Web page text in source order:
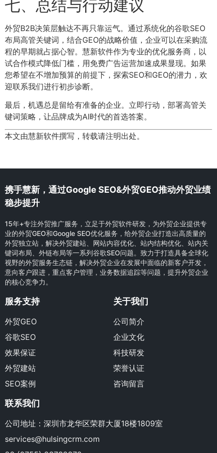
七、总结与行动建议
外贸B2B决策层触达不再只靠运气。通过系统化的谷歌SEO
布局高管关键词，结合GEO的战略价值，企业可以在采购流
程的早期就占据心智。慧新软件作为专业的优化服务商，以
试合作模式降低门槛，用免费广告运营加速成果显现。如果
您希望在不增加预算的前提下，探索SEO和GEO的潜力，欢
迎联系我们进行初步诊断。
最后，机遇总是留给有准备的企业。立即行动，部署高管关
键词策略，让品牌成为AI时代的首选答案。
本文由慧新软件撰写，转载请注明出处。
携手慧新，通过Google SEO&外贸GEO推动外贸业绩
稳步提升
15年+专注外贸推广服务，立足于外贸软件研发，为外贸企业提供专
业的外贸GEO和Google SEO优化服务，给外贸企业打造出高质量的
外贸独立站，解决外贸建站、网站内容优化、站内结构优化、站内关
键词布局、外链布局等一系列谷歌SEO问题。致力于打造具备全球化
视野的外贸服务生态链，解决外贸企业在发展中面临的新客户开发，
意向客户跟进，重点客户管理，业务数据追踪等问题，提升外贸企业
的核心竞争力。
服务支持
外贸GEO
谷歌SEO
效果保证
外贸建站
SEO案例
关于我们
公司简介
企业文化
科技研发
荣誉认证
咨询留言
联系我们
公司地址：深圳市龙华区荣群大厦18楼1809室
services@hulsingcrm.com